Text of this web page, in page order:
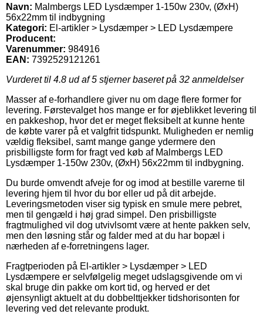
Navn: Malmbergs LED Lysdæmper 1-150w 230v, (ØxH)
56x22mm til indbygning
Kategori: El-artikler > Lysdæmper > LED Lysdæmpere
Producent:
Varenummer: 984916
EAN: 7392529121261
Vurderet til 4.8 ud af 5 stjerner baseret på 32 anmeldelser
Masser af e-forhandlere giver nu om dage flere former for
levering. Førstevalget hos mange er for øjeblikket levering til
en pakkeshop, hvor det er meget fleksibelt at kunne hente
de købte varer på et valgfrit tidspunkt. Muligheden er nemlig
vældig fleksibel, samt mange gange ydermere den
prisbilligste form for fragt ved køb af Malmbergs LED
Lysdæmper 1-150w 230v, (ØxH) 56x22mm til indbygning.
Du burde omvendt afveje for og imod at bestille varerne til
levering hjem til hvor du bor eller ud på dit arbejde.
Leveringsmetoden viser sig typisk en smule mere pebret,
men til gengæld i høj grad simpel. Den prisbilligste
fragtmulighed vil dog utvivlsomt være at hente pakken selv,
men den løsning står og falder med at du har bopæl i
nærheden af e-forretningens lager.
Fragtperioden på El-artikler > Lysdæmper > LED
Lysdæmpere er selvfølgelig meget udslagsgivende om vi
skal bruge din pakke om kort tid, og herved er det
øjensynligt aktuelt at du dobbelttjekker tidshorisonten for
levering ved det relevante produkt.